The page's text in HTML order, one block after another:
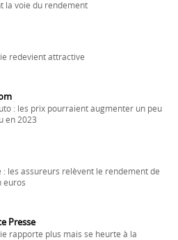
la voie du rendement
redevient attractive
: les prix pourraient augmenter un peu
en 2023
: les assureurs relèvent le rendement de
euros
Presse
rapporte plus mais se heurte à la